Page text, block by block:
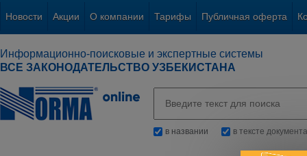
Новости Акции О компании Тарифы Публичная оферта
Информационно-поисковые и экспертные системы
ВСЕ ЗАКОНОДАТЕЛЬСТВО УЗБЕКИСТАНА
в названии в тексте документа